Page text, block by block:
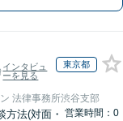
インタビュ
ーを見る
東京都
法律事務所渋谷支部
方法(対面・ 営業時間：0